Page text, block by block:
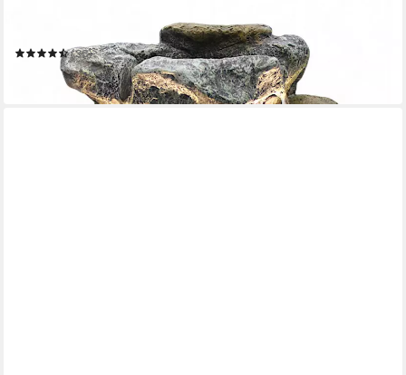
Gartendekoration Felsen warmweiß
(38)
99,99 €
in 2-3 Werktagen bei dir